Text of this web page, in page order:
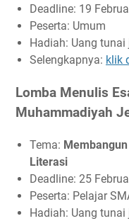
Deadline: 19
Peserta: Umum
Hadiah: Uang
Selengkapnya: klik
Lomba Menulis
Muhammadiyah
Tema:
Literasi
Deadline: 25
Peserta: Pelajar
Hadiah: Uang